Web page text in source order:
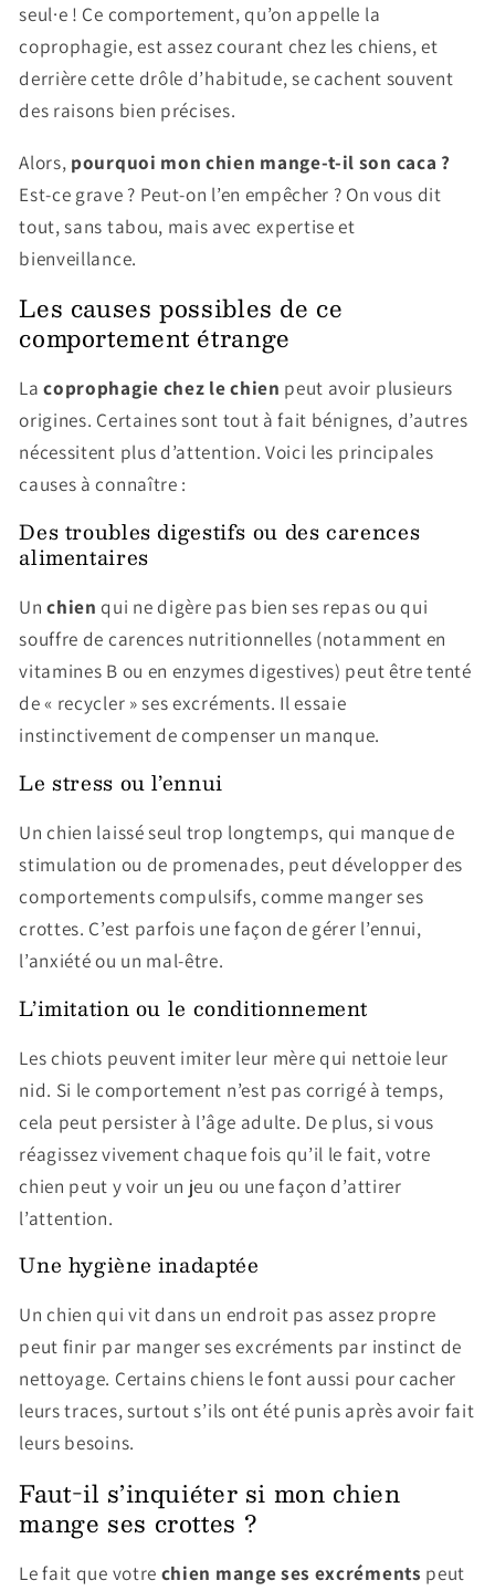
seul·e ! Ce comportement, qu’on appelle la
coprophagie, est assez courant chez les chiens, et
derrière cette drôle d’habitude, se cachent souvent
des raisons bien précises.
Alors, pourquoi mon chien mange-t-il son caca ?
Est-ce grave ? Peut-on l’en empêcher ? On vous dit
tout, sans tabou, mais avec expertise et
bienveillance.
Les causes possibles de ce
comportement étrange
Lacoprophagie chez le chien peut avoir plusieurs
origines. Certaines sont tout à fait bénignes, d’autres
nécessitent plus d’attention. Voici les principales
causes à connaître :
Des troubles digestifs ou des carences
alimentaires
Unchien qui ne digère pas bien ses repas ou qui
souffre de carences nutritionnelles (notamment en
vitamines B ou en enzymes digestives) peut être tenté
de « recycler » ses excréments. Il essaie
instinctivement de compenser un manque.
Le stress ou l’ennui
Un chien laissé seul trop longtemps, qui manque de
stimulation ou de promenades, peut développer des
comportements compulsifs, comme manger ses
crottes. C’est parfois une façon de gérer l’ennui,
l’anxiété ou un mal-être.
L’imitation ou le conditionnement
Les chiots peuvent imiter leur mère qui nettoie leur
nid. Si le comportement n’est pas corrigé à temps,
cela peut persister à l’âge adulte. De plus, si vous
réagissez vivement chaque fois qu’il le fait, votre
chien peut y voir un jeu ou une façon d’attirer
l’attention.
Une hygiène inadaptée
Un chien qui vit dans un endroit pas assez propre
peut finir par manger ses excréments par instinct de
nettoyage. Certains chiens le font aussi pour cacher
leurs traces, surtout s’ils ont été punis après avoir fait
leurs besoins.
Faut-il s’inquiéter si mon chien
mange ses crottes ?
Le fait que votre chien mange ses excréments peut